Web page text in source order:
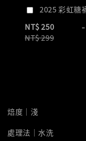
2025 彩虹糖
NT$ 250
NT$ 299
-
焙度｜淺
處理法｜水洗